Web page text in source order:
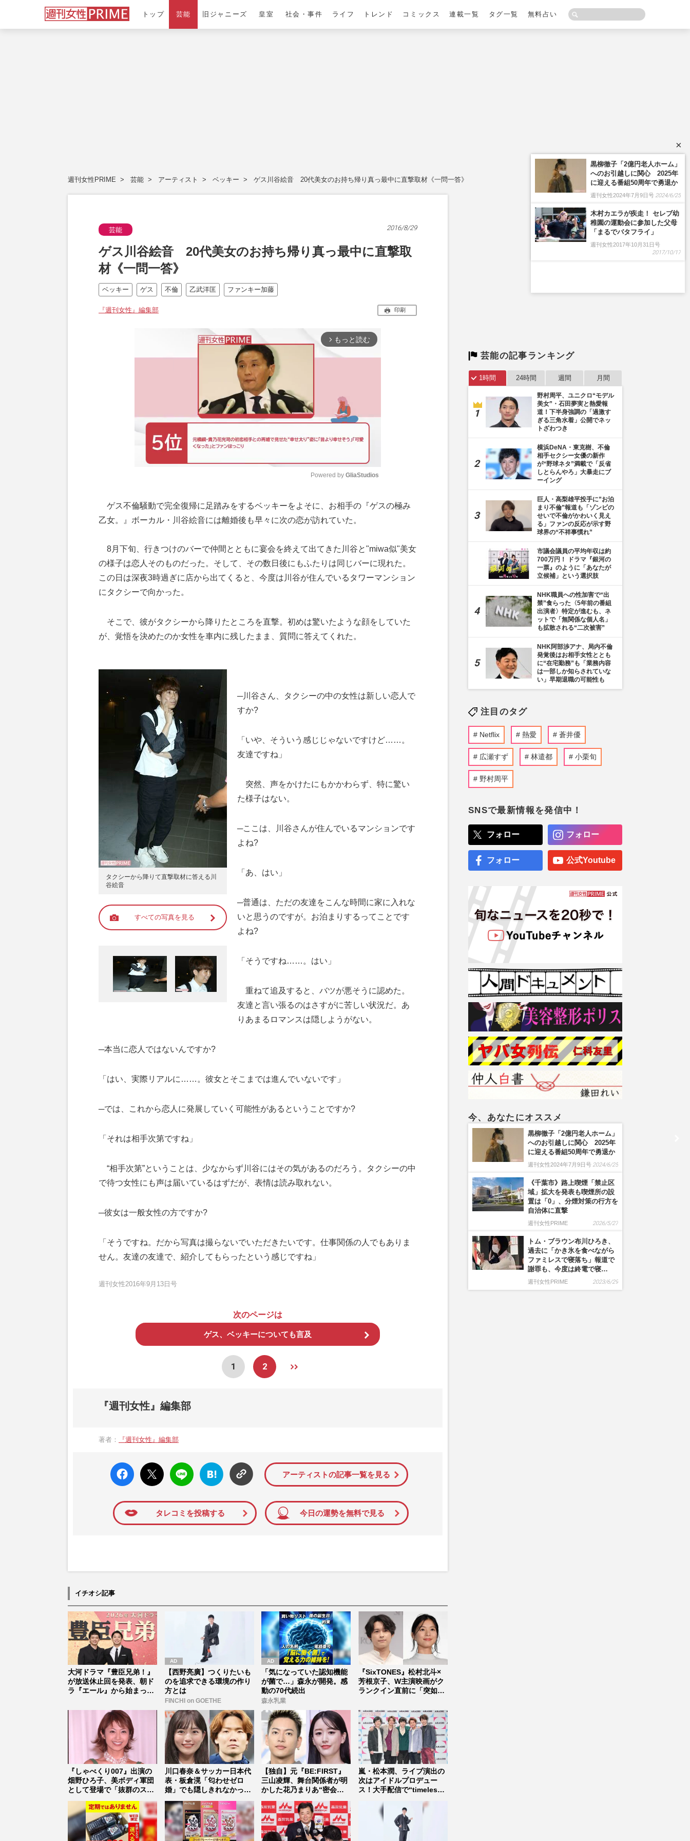
トップ 芸能 旧ジャニーズ 皇室 社会・事件 ライフ トレンド コミックス 連載一覧 タグ一覧 無料占い
週刊女性PRIME 芸能 アーティスト ベッキー ゲス川谷絵音 20代美女のお持ち帰り真っ最中に直撃取材《一問一答》
芸能 2016/8/29
ゲス川谷絵音 20代美女のお持ち帰り真っ最中に直撃取
材《一問一答》
ベッキー ゲス 不倫 乙武洋匡 ファンキー加藤
『週刊女性』編集部 印刷
arrow_forward_ios もっと読む
M
u
e
Powered by GliaStudios
ゲス不倫騒動で完全復帰に足踏みをするベッキーをよそに、お相手の『ゲスの極み
乙女。』ボーカル・川谷絵音には離婚後も早々に次の恋が訪れていた。
8月下旬、行きつけのバーで仲間とともに宴会を終えて出てきた川谷と"miwa似"美女
の様子は恋人そのものだった。そして、その数日後にもふたりは同じバーに現れた。
この日は深夜3時過ぎに店から出てくると、今度は川谷が住んでいるタワーマンション
にタクシーで向かった。
そこで、彼がタクシーから降りたところを直撃。初めは驚いたような顔をしていた
が、覚悟を決めたのか女性を車内に残したまま、質問に答えてくれた。
タクシーから降りて直撃取材に答える川
谷絵音
すべての写真を見る
─川谷さん、タクシーの中の女性は新しい恋人で
すか?
「いや、そういう感じじゃないですけど……。
友達ですね」
突然、声をかけたにもかかわらず、特に驚い
た様子はない。
─ここは、川谷さんが住んでいるマンションです
よね?
「あ、はい」
─普通は、ただの友達をこんな時間に家に入れな
いと思うのですが。お泊まりするってことです
よね?
「そうですね……。はい」
重ねて追及すると、バツが悪そうに認めた。
友達と言い張るのはさすがに苦しい状況だ。あ
りあまるロマンスは隠しようがない。
─本当に恋人ではないんですか?
「はい、実際リアルに……。彼女とそこまでは進んでいないです」
─では、これから恋人に発展していく可能性があるということですか?
「それは相手次第ですね」
“相手次第”ということは、少なからず川谷にはその気があるのだろう。タクシーの中
で待つ女性にも声は届いているはずだが、表情は読み取れない。
─彼女は一般女性の方ですか?
「そうですね。だから写真は撮らないでいただきたいです。仕事関係の人でもありま
せん。友達の友達で、紹介してもらったという感じですね」
週刊女性2016年9月13日号
次のページは
ゲス、ベッキーについても言及
1 2
『週刊女性』編集部
著者： 『週刊女性』編集部
faceboo
k いい
ね
X ポス
ト
LINE
はてな
ブック
マーク
アーティストの記事一覧を見る
タレコミを投稿する 今日の運勢を無料で見る
イチオシ記事
大河ドラマ『豊臣兄弟！』
が放送休止回を発表、朝ド
ラ『エール』から始まった
【西野亮廣】つくりたいも
のを追求できる環境の作り
方とは
FINCHI on GOETHE
「気になっていた認知機能
が菌で…」森永が開発。感
動の70代続出
森永乳業
『SixTONES』松村北斗×
芳根京子、W主演映画がク
ランクイン直前に「突如中
『しゃべくり007』出演の
畑野ひろ子、美ボディ軍団
として登場で「抜群のスタ
川口春奈＆サッカー日本代
表・板倉滉「匂わせゼロ
婚」でも隠しきれなかった
【独自】元『BE:FIRST』
三山凌輝、舞台関係者が明
かした花乃まりあ“密会報
嵐・松本潤、ライブ演出の
次はアイドルプロデュー
ス！大手配信で“timelesz
芸能の記事ランキング
1時間 24時間 週間 月間
野村周平、ユニクロ“モデル
美女”・石田夢実と熱愛報
道！下半身強調の「過激す
ぎる三角水着」公開でネッ
トざわつき
横浜DeNA・東克樹、不倫
相手セクシー女優の新作
が“野球ネタ”満載で「反省
しとらんやろ」大暴走にブ
ーイング
巨人・高梨雄平投手に”お泊
まり不倫”報道も「ゾンビの
せいで不倫がかわいく見え
る」ファンの反応が示す野
球界の“不祥事慣れ”
市議会議員の平均年収は約
700万円！ ドラマ『銀河の
一票』のように「あなたが
立候補」という選択肢
NHK職員への性加害で“出
禁”食らった〈5年前の番組
出演者〉特定が進むも、ネ
ットで「無関係な個人名」
も拡散される“二次被害”
NHK阿部渉アナ、局内不倫
発覚後はお相手女性ととも
に“在宅勤務”も「業務内容
は一部しか知らされていな
い」早期退職の可能性も
注目のタグ
Netflix 熱愛 蒼井優
広瀬すず 林遣都 小栗旬
野村周平
SNSで最新情報を発信中！
フォロー フォロー
フォロー 公式Youtube
今、あなたにオススメ
黒柳徹子「2億円老人ホーム」
へのお引越しに関心 2025年
に迎える番組50周年で勇退か
週刊女性2024年7月9日号 2024/6/25
《千葉市》路上喫煙「禁止区
域」拡大を発表も喫煙所の設
置は「0」、分煙対策の行方を
自治体に直撃
週刊女性PRIME 2026/5/27
トム・ブラウン布川ひろき、
過去に「かき氷を食べながら
ファミレスで寝落ち」報道で
謝罪も、今度は終電で寝…
週刊女性PRIME 2023/6/29
×